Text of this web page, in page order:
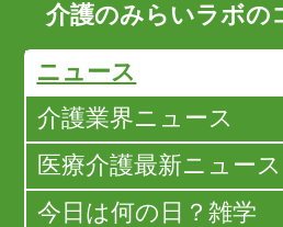
介護のみらいラボの
ニュース
介護業界ニュース
医療介護最新ニュース
今日は何の日？雑学